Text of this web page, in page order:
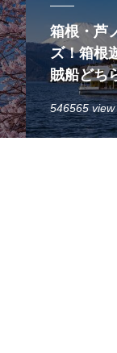
箱根・芦
ズ！箱根
賊船どち
546565 view